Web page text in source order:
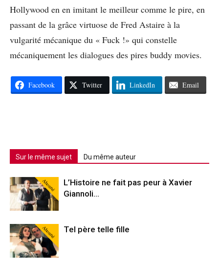
Hollywood en en imitant le meilleur comme le pire, en
passant de la grâce virtuose de Fred Astaire à la
vulgarité mécanique du « Fuck !» qui constelle
mécaniquement les dialogues des pires buddy movies.
Facebook Twitter LinkedIn Email
Sur le même sujet Du même auteur
Abonné
L’Histoire ne fait pas peur à Xavier
Giannoli…
Abonné Tel père telle fille